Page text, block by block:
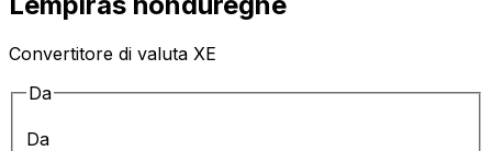
Convertitore di valuta XE
Da
Da